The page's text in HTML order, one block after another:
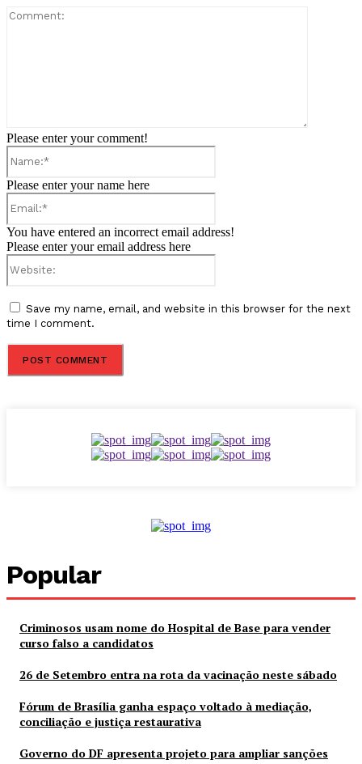
Please enter your comment!
Please enter your name here
You have entered an incorrect email address!
Please enter your email address here
Save my name, email, and website in this browser for the next
time I comment.
Popular
Criminosos usam nome do Hospital de Base para vender
curso falso a candidatos
26 de Setembro entra na rota da vacinação neste sábado
Fórum de Brasília ganha espaço voltado à mediação,
conciliação e justiça restaurativa
Governo do DF apresenta projeto para ampliar sanções